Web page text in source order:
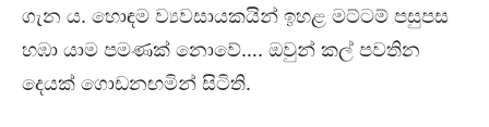
ගැන ය. හොඳම ව්‍යවසායකයින් ඉහළ මට්ටම් පසුපස
හඹා යාම පමණක් නොවේ…. ඔවුන් කල් පවතින
දෙයක් ගොඩනඟමින් සිටිති.